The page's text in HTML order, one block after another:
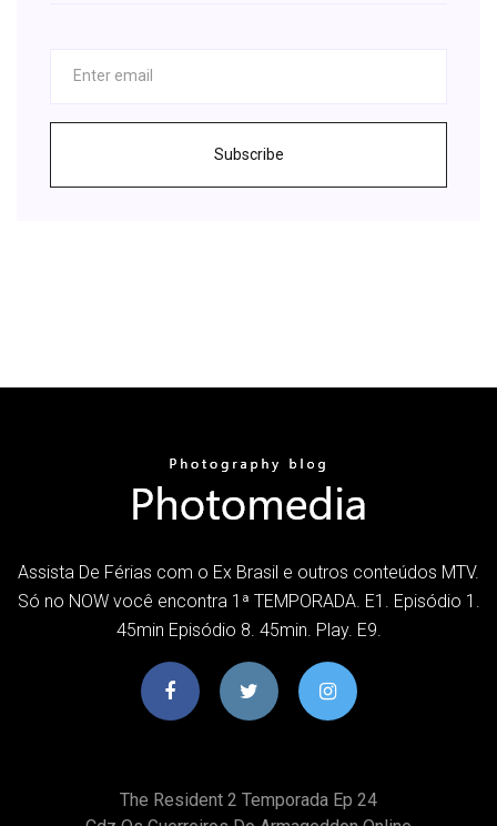
Subscribe
Assista De Férias com o Ex Brasil e outros conteúdos MTV.
Só no NOW você encontra 1ª TEMPORADA. E1. Episódio 1.
45min Episódio 8. 45min. Play. E9.
The Resident 2 Temporada Ep 24